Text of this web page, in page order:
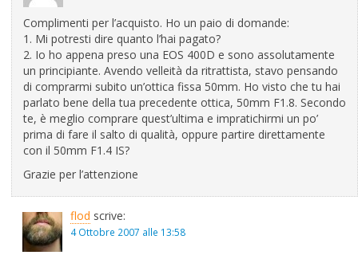
Complimenti per l’acquisto. Ho un paio di domande:
1. Mi potresti dire quanto l’hai pagato?
2. Io ho appena preso una EOS 400D e sono assolutamente
un principiante. Avendo velleità da ritrattista, stavo pensando
di comprarmi subito un’ottica fissa 50mm. Ho visto che tu hai
parlato bene della tua precedente ottica, 50mm F1.8. Secondo
te, è meglio comprare quest’ultima e impratichirmi un po’
prima di fare il salto di qualità, oppure partire direttamente
con il 50mm F1.4 IS?
Grazie per l’attenzione
flod scrive:
4 Ottobre 2007 alle 13:58